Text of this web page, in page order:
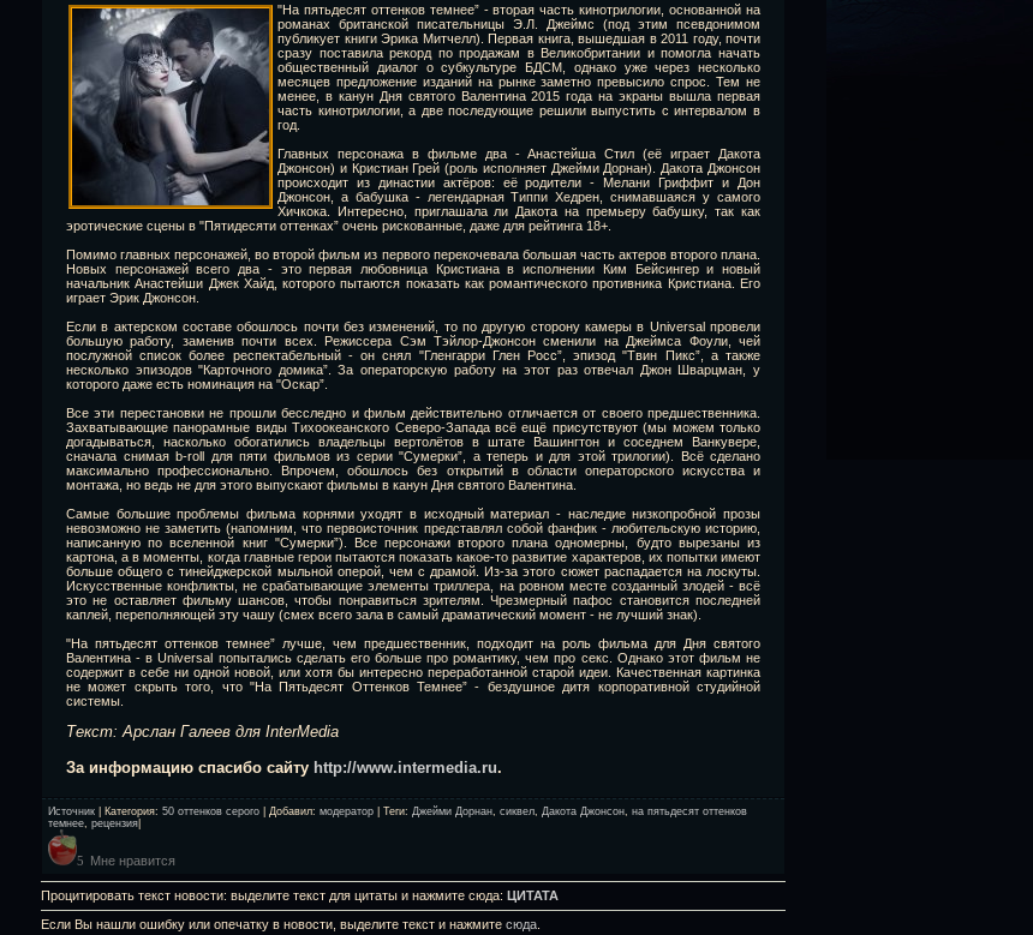
"На пятьдесят оттенков темнее” - вторая часть кинотрилогии, основанной на
романах британской писательницы Э.Л. Джеймс (под этим псевдонимом
публикует книги Эрика Митчелл). Первая книга, вышедшая в 2011 году, почти
сразу поставила рекорд по продажам в Великобритании и помогла начать
общественный диалог о субкультуре БДСМ, однако уже через несколько
месяцев предложение изданий на рынке заметно превысило спрос. Тем не
менее, в канун Дня святого Валентина 2015 года на экраны вышла первая
часть кинотрилогии, а две последующие решили выпустить с интервалом в
год.
Главных персонажа в фильме два - Анастейша Стил (её играет Дакота
Джонсон) и Кристиан Грей (роль исполняет Джейми Дорнан). Дакота Джонсон
происходит из династии актёров: её родители - Мелани Гриффит и Дон
Джонсон, а бабушка - легендарная Типпи Хедрен, снимавшаяся у самого
Хичкока. Интересно, приглашала ли Дакота на премьеру бабушку, так как
эротические сцены в "Пятидесяти оттенках” очень рискованные, даже для рейтинга 18+.
Помимо главных персонажей, во второй фильм из первого перекочевала большая часть актеров второго плана.
Новых персонажей всего два - это первая любовница Кристиана в исполнении Ким Бейсингер и новый
начальник Анастейши Джек Хайд, которого пытаются показать как романтического противника Кристиана. Его
играет Эрик Джонсон.
Если в актерском составе обошлось почти без изменений, то по другую сторону камеры в Universal провели
большую работу, заменив почти всех. Режиссера Сэм Тэйлор-Джонсон сменили на Джеймса Фоули, чей
послужной список более респектабельный - он снял "Гленгарри Глен Росс”, эпизод "Твин Пикс”, а также
несколько эпизодов "Карточного домика”. За операторскую работу на этот раз отвечал Джон Шварцман, у
которого даже есть номинация на "Оскар”.
Все эти перестановки не прошли бесследно и фильм действительно отличается от своего предшественника.
Захватывающие панорамные виды Тихоокеанского Северо-Запада всё ещё присутствуют (мы можем только
догадываться, насколько обогатились владельцы вертолётов в штате Вашингтон и соседнем Ванкувере,
сначала снимая b-roll для пяти фильмов из серии "Сумерки”, а теперь и для этой трилогии). Всё сделано
максимально профессионально. Впрочем, обошлось без открытий в области операторского искусства и
монтажа, но ведь не для этого выпускают фильмы в канун Дня святого Валентина.
Самые большие проблемы фильма корнями уходят в исходный материал - наследие низкопробной прозы
невозможно не заметить (напомним, что первоисточник представлял собой фанфик - любительскую историю,
написанную по вселенной книг "Сумерки”). Все персонажи второго плана одномерны, будто вырезаны из
картона, а в моменты, когда главные герои пытаются показать какое-то развитие характеров, их попытки имеют
больше общего с тинейджерской мыльной оперой, чем с драмой. Из-за этого сюжет распадается на лоскуты.
Искусственные конфликты, не срабатывающие элементы триллера, на ровном месте созданный злодей - всё
это не оставляет фильму шансов, чтобы понравиться зрителям. Чрезмерный пафос становится последней
каплей, переполняющей эту чашу (смех всего зала в самый драматический момент - не лучший знак).
"На пятьдесят оттенков темнее” лучше, чем предшественник, подходит на роль фильма для Дня святого
Валентина - в Universal попытались сделать его больше про романтику, чем про секс. Однако этот фильм не
содержит в себе ни одной новой, или хотя бы интересно переработанной старой идеи. Качественная картинка
не может скрыть того, что "На Пятьдесят Оттенков Темнее” - бездушное дитя корпоративной студийной
системы.
Текст: Арслан Галеев для InterMedia
За информацию спасибо сайту http://www.intermedia.ru.
Источник Категория: 50 оттенков серого Добавил: модератор Теги: Джейми Дорнан сиквел Дакота Джонсон на пятьдесят оттенков
темнее рецензия
5 Мне нравится
Процитировать текст новости: выделите текст для цитаты и нажмите сюда: ЦИТАТА
Если Вы нашли ошибку или опечатку в новости, выделите текст и нажмите сюда